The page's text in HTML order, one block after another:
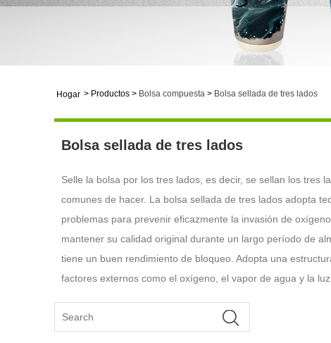
Hogar > Productos > Bolsa compuesta > Bolsa sellada de tres lados
Bolsa sellada de tres lados
Selle la bolsa por los tres lados, es decir, se sellan los tres
comunes de hacer. La bolsa sellada de tres lados adopta
problemas para prevenir eficazmente la invasión de
mantener su calidad original durante un largo período de
tiene un buen rendimiento de bloqueo. Adopta una
factores externos como el oxígeno, el vapor de agua y la